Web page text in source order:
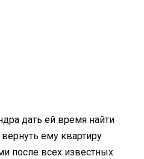
дать ей время найти
ему квартиру
после всех известных